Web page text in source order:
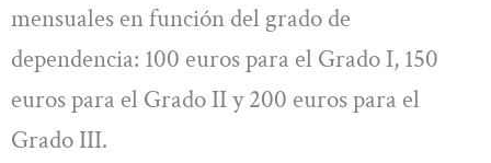
mensuales en función del grado de
dependencia: 100 euros para el Grado I, 150
euros para el Grado II y 200 euros para el
Grado III.